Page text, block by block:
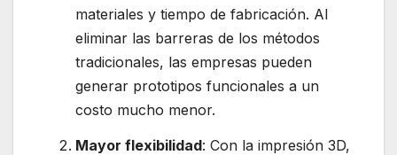
materiales y tiempo de fabricación. Al
eliminar las barreras de los métodos
tradicionales, las empresas pueden
generar prototipos funcionales a un
costo mucho menor.
Mayor flexibilidad: Con la impresión 3D,